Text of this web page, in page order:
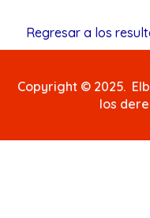
Regresar a los
Copyright © 2025.
los